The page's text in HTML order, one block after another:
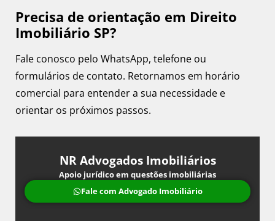
Precisa de orientação em Direito
Imobiliário SP?
Fale conosco pelo WhatsApp, telefone ou
formulários de contato. Retornamos em horário
comercial para entender a sua necessidade e
orientar os próximos passos.
NR Advogados Imobiliários
Apoio jurídico em questões imobiliárias
Fale com Advogado Imobiliário